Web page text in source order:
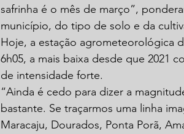
safrinha é o mês de março”,
município, do tipo de solo e da
Hoje, a estação agrometeorológica
6h05, a mais baixa desde que 2021
de intensidade forte.
“Ainda é cedo para dizer a
bastante. Se traçarmos uma linha
Maracaju, Dourados, Ponta Porã,